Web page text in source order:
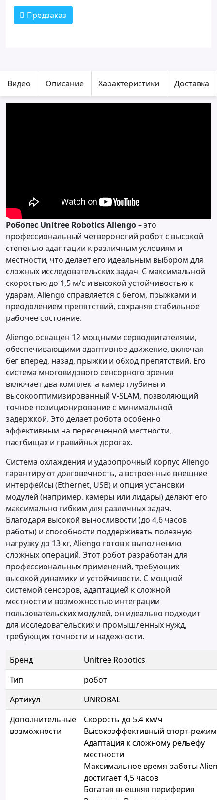
Предзаказ
Видео Описание Характеристики Доставка
Робопес Unitree Robotics Aliengo– это
профессиональный четвероногий робот с высокой
степенью адаптации к различным условиям и
местности, что делает его идеальным выбором для
сложных исследовательских задач. С максимальной
скоростью до 1,5 м/с и высокой устойчивостью к
ударам, Aliengo справляется с бегом, прыжками и
преодолением препятствий, сохраняя стабильное
рабочее состояние.
Aliengo оснащен 12 мощными серводвигателями,
обеспечивающими адаптивное движение, включая
бег вперед, назад, прыжки и обход препятствий. Его
система многовидового сенсорного зрения
включает два комплекта камер глубины и
высокооптимизированный V-SLAM, позволяющий
точное позиционирование с минимальной
задержкой. Это делает робота особенно
эффективным на пересеченной местности,
пастбищах и гравийных дорогах.
Система охлаждения и ударопрочный корпус Aliengo
гарантируют долговечность, а встроенные внешние
интерфейсы (Ethernet, USB) и опция установки
модулей (например, камеры или лидары) делают его
максимально гибким для различных задач.
Благодаря высокой выносливости (до 4,6 часов
работы) и способности поддерживать полезную
нагрузку до 13 кг, Aliengo готов к выполнению
сложных операций. Этот робот разработан для
профессиональных применений, требующих
высокой динамики и устойчивости. С мощной
системой сенсоров, адаптацией к сложной
местности и возможностью интеграции
пользовательских модулей, он идеально подходит
для исследовательских и промышленных нужд,
требующих точности и надежности.
Бренд
Unitree Robotics
Тип
робот
Артикул
UNROBAL
Дополнительные
возможности
Скорость до 5.4 км/ч
Высокоэффективный спорт-режим
Адаптация к сложному рельефу
местности
Максимальное время работы
достигает 4,5 часов
Богатая внешняя периферия